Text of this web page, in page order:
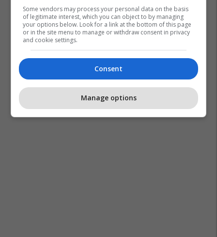
Some vendors may process your personal data on the basis
of legitimate interest, which you can object to by managing
your options below. Look for a link at the bottom of this page
or in the site menu to manage or withdraw consent in privacy
and cookie settings.
Consent
Manage options